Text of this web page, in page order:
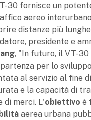
30 fornisce un
aereo
distanze più
presidente e
, "In futuro, il VT-
per lo
al servizio al fine
e la capacità di
di merci. L'obiettivo è
aerea urbana